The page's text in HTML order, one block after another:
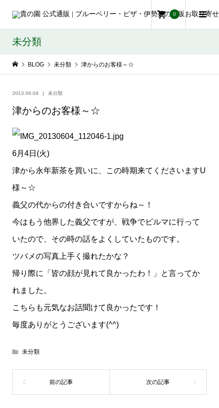
0
未分類
BLOG 未分類 津からのお客様～☆
2013.06.04 未分類
津からのお客様～☆
6月4日(火)
津から永年新茶を買いに、この時期来てくださいますU
様～☆
義父の代からの付き合いですからね～！
今はもう他界した義父ですが、戦争でビルマに行って
いたので、その時の話をよくしていたものです。
ツバメの写真上手く撮れたかな？
帰り際に「皆の顔が見れて良かったわ！」と言ってか
れました。
こちらも元気なお話聞けて良かったです！
毎度ありがとうございます(^^)
未分類